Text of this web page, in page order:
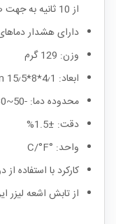
از 10 ثانیه به جهت صرفه جویی در مصرف باتری دستگاه)
دارای هشدار
وزن: 129 گرم
ابعاد: 4٫1*8*15٫5 cm
محدوده دما: -50~380°C
دقت: ±1.5%
واحد: °C/°F
کارکرد با استفاده
از تابش اشعه لیزر